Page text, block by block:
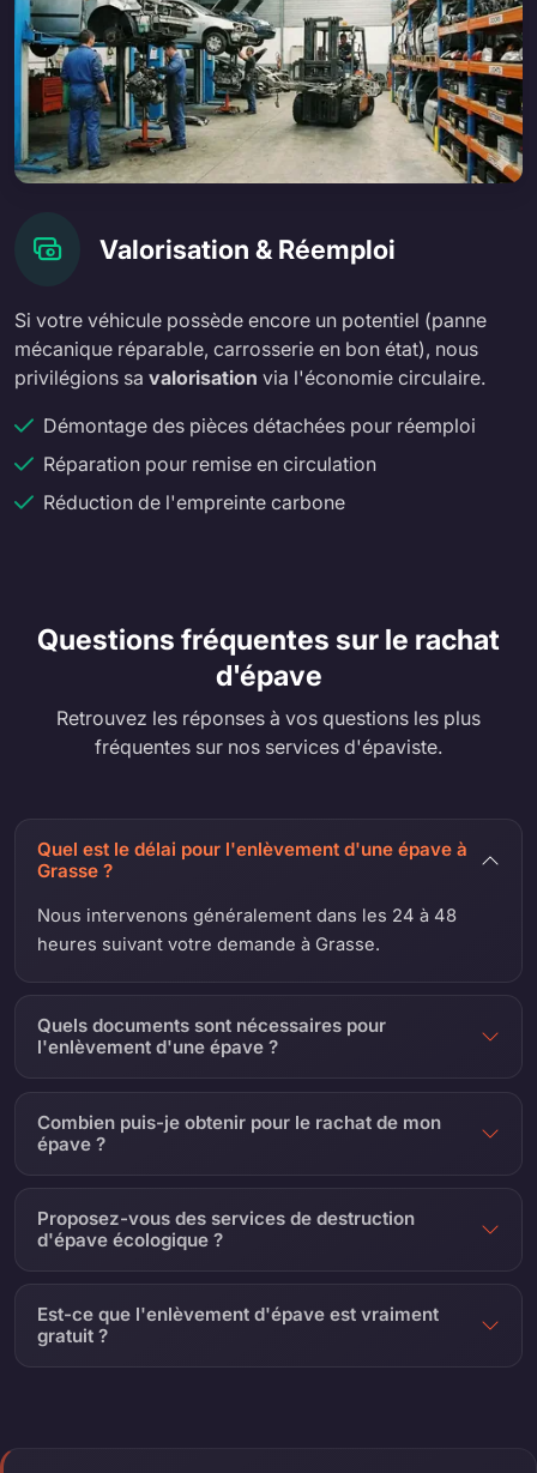
Valorisation & Réemploi
Si votre véhicule possède encore un potentiel (panne
mécanique réparable, carrosserie en bon état), nous
privilégions sa valorisation via l'économie circulaire.
Démontage des pièces détachées pour réemploi
Réparation pour remise en circulation
Réduction de l'empreinte carbone
Questions fréquentes sur le rachat
d'épave
Retrouvez les réponses à vos questions les plus
fréquentes sur nos services d'épaviste.
Quel est le délai pour l'enlèvement d'une épave à
Grasse ?
Nous intervenons généralement dans les 24 à 48
heures suivant votre demande à Grasse.
Quels documents sont nécessaires pour
l'enlèvement d'une épave ?
Combien puis-je obtenir pour le rachat de mon
épave ?
Proposez-vous des services de destruction
d'épave écologique ?
Est-ce que l'enlèvement d'épave est vraiment
gratuit ?